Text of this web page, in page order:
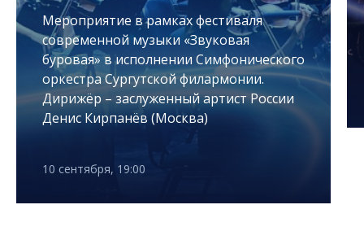
Мероприятие в рамках фестиваля
современной музыки «Звуковая
буровая» в исполнении Симфонического
оркестра Сургутской филармонии.
Дирижёр – заслуженный артист России
Денис Кирпанёв (Москва)
10 сентября, 19:00